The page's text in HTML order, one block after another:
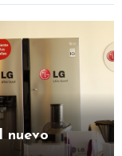
nuevo